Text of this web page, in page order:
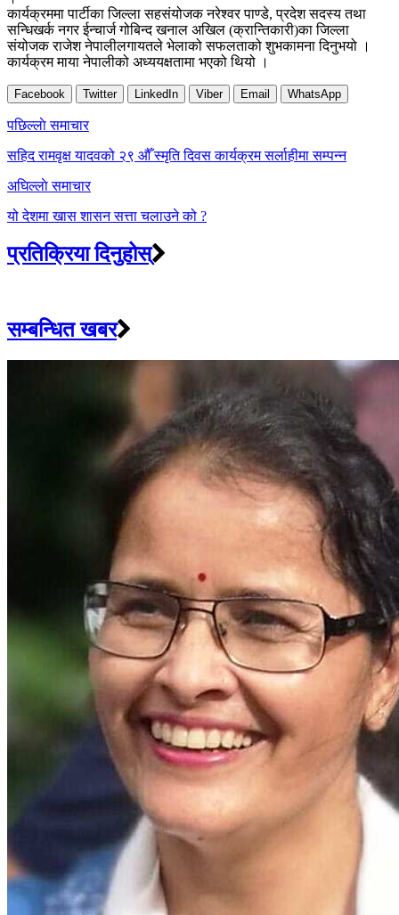
कार्यक्रममा पार्टीका जिल्ला सहसंयोजक नरेश्वर पाण्डे, प्रदेश सदस्य तथा
सन्धिखर्क नगर ईन्चार्ज गोबिन्द खनाल अखिल (क्रान्तिकारी)का जिल्ला
संयोजक राजेश नेपालीलगायतले भेलाको सफलताको शुभकामना दिनुभयो ।
कार्यक्रम माया नेपालीको अध्ययक्षतामा भएको थियो ।
Facebook Twitter LinkedIn Viber Email WhatsApp
Post
navigation
पछिल्लाे समाचार
सहिद रामवृक्ष यादवको २९ औँ स्मृति दिवस कार्यक्रम सर्लाहीमा सम्पन्न
अघिल्लाे समाचार
यो देशमा खास शासन सत्ता चलाउने को ?
प्रतिक्रिया दिनुहोस्
सम्बन्धित खबर